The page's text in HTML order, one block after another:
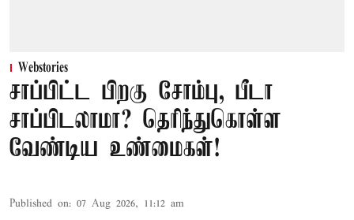
Webstories
சாப்பிட்ட பிறகு சோம்பு, பீடா
சாப்பிடலாமா? தெரிந்துகொள்ள
வேண்டிய உண்மைகள்!
Published on: 07 Aug 2026, 11:12 am